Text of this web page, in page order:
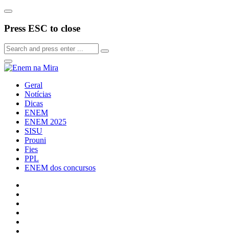
Press ESC to close
Geral
Notícias
Dicas
ENEM
ENEM 2025
SISU
Prouni
Fies
PPL
ENEM dos concursos